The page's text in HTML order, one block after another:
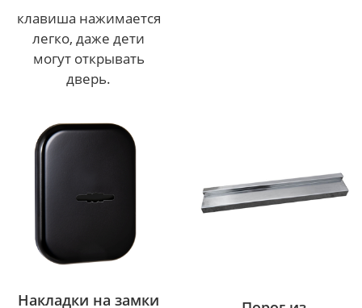
клавиша нажимается
легко, даже дети
могут открывать
дверь.
Накладки на замки